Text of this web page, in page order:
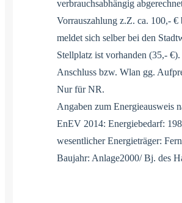
verbrauchsabhängig
Vorrauszahlung z.Z. ca. 100,- €
meldet sich selber bei den
Stellplatz ist vorhanden (35,-
Anschluss bzw. Wlan gg.
Nur für NR.
Angaben zum Energieausweis
EnEV 2014: Energiebedarf:
wesentlicher Energieträger:
Baujahr: Anlage2000/ Bj. des